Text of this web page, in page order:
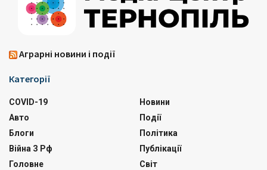
Аграрні новини і події
Категорії
COVID-19
Авто
Блоги
Війна З Рф
Головне
Новини
Події
Політика
Публікації
Світ